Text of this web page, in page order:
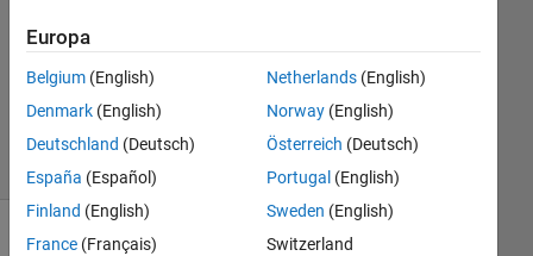
accettata
26
Visualizzazioni
(30 giorni)
Europa
Belgium (English)
Denmark (English)
Deutschland (Deutsch)
España (Español)
Finland (English)
France (Français)
Netherlands(English)
Norway(English)
Österreich (Deutsch)
Portugal (English)
Sweden (English)
Switzerland